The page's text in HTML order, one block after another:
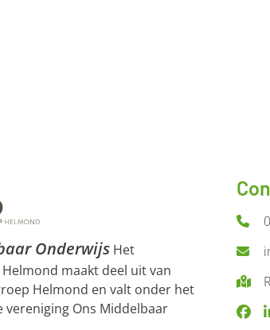
Onderwijs Het
maakt deel uit van
Helmond en valt onder het
vereniging Ons Middelbaar